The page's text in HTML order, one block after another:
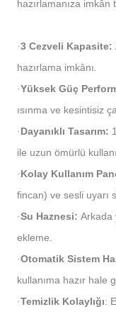
hazırlamanıza imkân
·3 Cezveli Kapasite:
hazırlama imkânı.
·Yüksek Güç
ısınma ve kesintisiz
· Dayanıklı Tasarım:
ile uzun ömürlü
· Kolay Kullanım
fincan) ve sesli uyarı
·Su Haznesi: Arkada
ekleme.
·Otomatik Sistem
kullanıma hazır hale
·Temizlik Kolaylığı: